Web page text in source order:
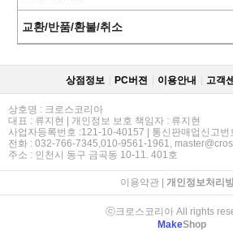
교환/반품/환불/취소
상점정보 PC버젼 이용안내 고객
상호명 : 크로스코리아
대표 : 류지현 | 개인정보 보호 책임자 : 류지현
사업자등록번호 :121-10-40157 | 통신판매업신고
전화 : 032-766-7345,010-9561-1961,
주소 : 인천시 동구 금곡동 10-11. 401호
이용약관| 개인정보처리
ⓒ크로스코리아 All rights
MakeShop